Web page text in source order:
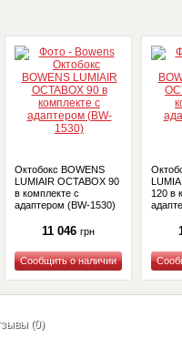
Октобокс BOWENS
LUMIAIR OCTABOX 90
в комплекте с
адаптером (BW-1530)
11 046 грн
Купить
120 в
(0)